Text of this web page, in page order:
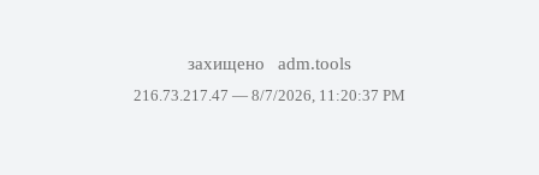
захищено adm.tools
216.73.217.47 — 8/7/2026, 11:20:37 PM